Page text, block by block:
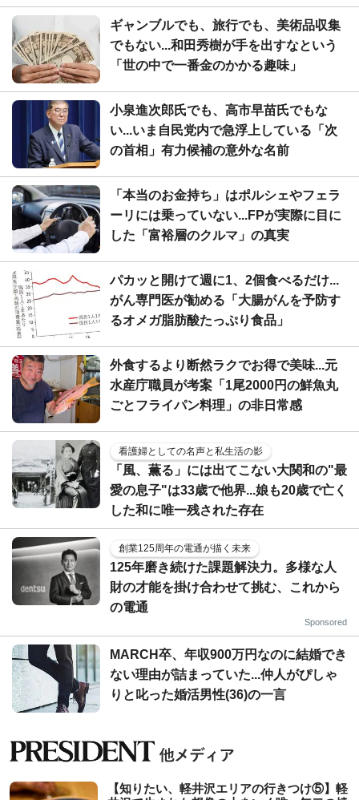
ギャンブルでも、旅行でも、美術品収集
でもない...和田秀樹が手を出すなという
「世の中で一番金のかかる趣味」
小泉進次郎氏でも、高市早苗氏でもな
い...いま自民党内で急浮上している「次
の首相」有力候補の意外な名前
「本当のお金持ち」はポルシェやフェラ
ーリには乗っていない...FPが実際に目に
した「富裕層のクルマ」の真実
パカッと開けて週に1、2個食べるだけ...
がん専門医が勧める「大腸がんを予防す
るオメガ脂肪酸たっぷり食品」
外食するより断然ラクでお得で美味...元
水産庁職員が考案「1尾2000円の鮮魚丸
ごとフライパン料理」の非日常感
看護婦としての名声と私生活の影
「風、薫る」には出てこない大関和の"最
愛の息子"は33歳で他界...娘も20歳で亡く
した和に唯一残された存在
創業125周年の電通が描く未来
125年磨き続けた課題解決力。多様な人
財の才能を掛け合わせて挑む、これから
の電通
Sponsored
MARCH卒、年収900万円なのに結婚でき
ない理由が詰まっていた...仲人がぴしゃ
りと叱った婚活男性(36)の一言
【知りたい、軽井沢エリアの行きつけ⑤】軽